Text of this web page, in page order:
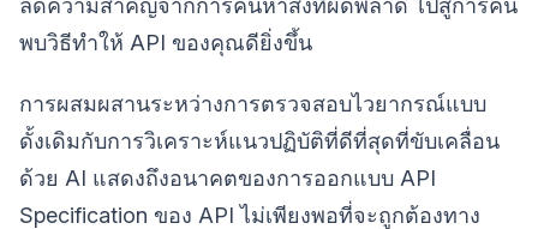
พบวิธีทำให้ API ของคุณดียิ่งขึ้น
การผสมผสานระหว่างการตรวจสอบไวยากรณ์แบบ
ดั้งเดิมกับการวิเคราะห์แนวปฏิบัติที่ดีที่สุดที่ขับเคลื่อน
ด้วย AI แสดงถึงอนาคตของการออกแบบ API
Specification ของ API ไม่เพียงพอที่จะถูกต้องทาง